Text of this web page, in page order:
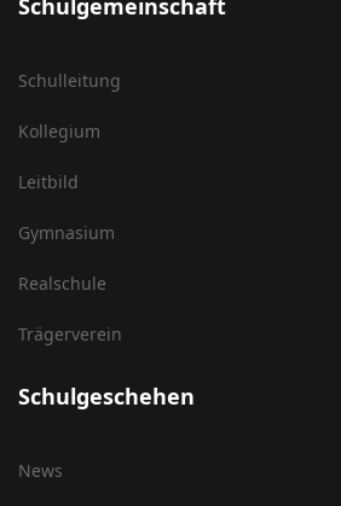
Schulgemeinschaft
Schulleitung
Kollegium
Leitbild
Gymnasium
Realschule
Trägerverein
Schulgeschehen
News